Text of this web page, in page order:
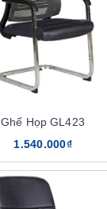
Ghế Họp GL423
1.540.000₫